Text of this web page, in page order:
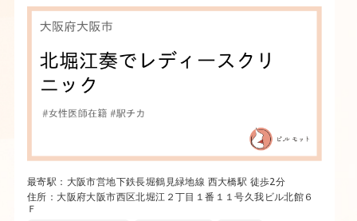
最寄駅：大阪市営地下鉄長堀鶴見緑地線 西大橋駅 徒歩2分
住所：大阪府大阪市西区北堀江２丁目１番１１号久我ビル北館６
Ｆ